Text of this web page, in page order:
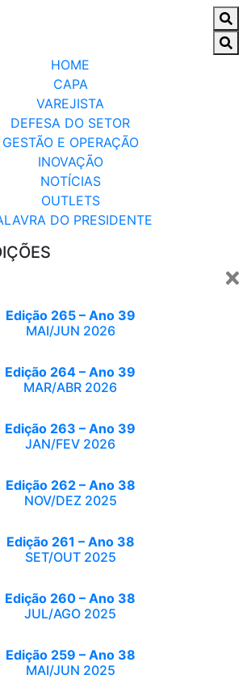
HOME
CAPA
VAREJISTA
DEFESA DO SETOR
GESTÃO E OPERAÇÃO
INOVAÇÃO
NOTÍCIAS
OUTLETS
DO PRESIDENTE
Edição 265 – Ano 39
MAI/JUN 2026
Edição 264 – Ano 39
MAR/ABR 2026
Edição 263 – Ano 39
JAN/FEV 2026
Edição 262 – Ano 38
NOV/DEZ 2025
Edição 261 – Ano 38
SET/OUT 2025
Edição 260 – Ano 38
JUL/AGO 2025
Edição 259 – Ano 38
MAI/JUN 2025